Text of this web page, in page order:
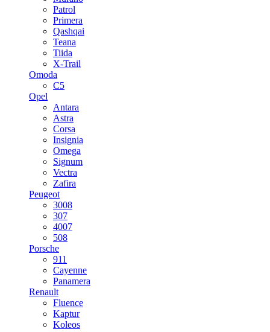
Patrol
Primera
Qashqai
Teana
Tiida
X-Trail
Omoda
C5
Opel
Antara
Astra
Corsa
Insignia
Omega
Signum
Vectra
Zafira
Peugeot
3008
307
4007
508
Porsche
911
Cayenne
Panamera
Renault
Fluence
Kaptur
Koleos